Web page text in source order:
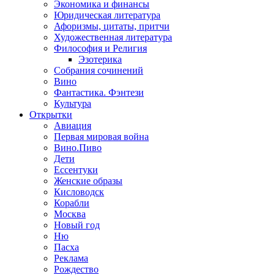
Экономика и финансы
Юридическая литература
Афоризмы, цитаты, притчи
Художественная литература
Философия и Религия
Эзотерика
Собрания сочинений
Вино
Фантастика. Фэнтези
Культура
Открытки
Авиация
Первая мировая война
Вино.Пиво
Дети
Ессентуки
Женские образы
Кисловодск
Корабли
Москва
Новый год
Ню
Пасха
Реклама
Рождество